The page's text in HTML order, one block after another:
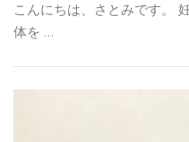
こんにちは、さとみです。
体を …